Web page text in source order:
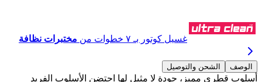
غسيل كوتور بـ ٧ خطوات من مختبرات نظافة
الوصف الشحن والتوصيل
أسلوب قطري مميز، جودة لا مثيل لها احتضن الأسلوب الفريد